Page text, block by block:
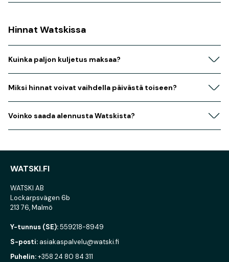
Hinnat Watskissa
Kuinka paljon kuljetus maksaa?
Miksi hinnat voivat vaihdella päivästä toiseen?
Voinko saada alennusta Watskista?
WATSKI.FI
WATSKI AB
Lockarpsvägen 6b
213 76, Malmö
Y-tunnus (SE):559218-8949
S-posti: asiakaspalvelu@watski.fi
Puhelin:+358 24 80 84 311